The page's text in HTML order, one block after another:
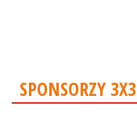
SPONSORZY 3X3